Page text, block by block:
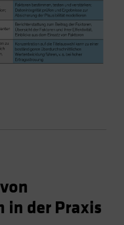
in der Praxis